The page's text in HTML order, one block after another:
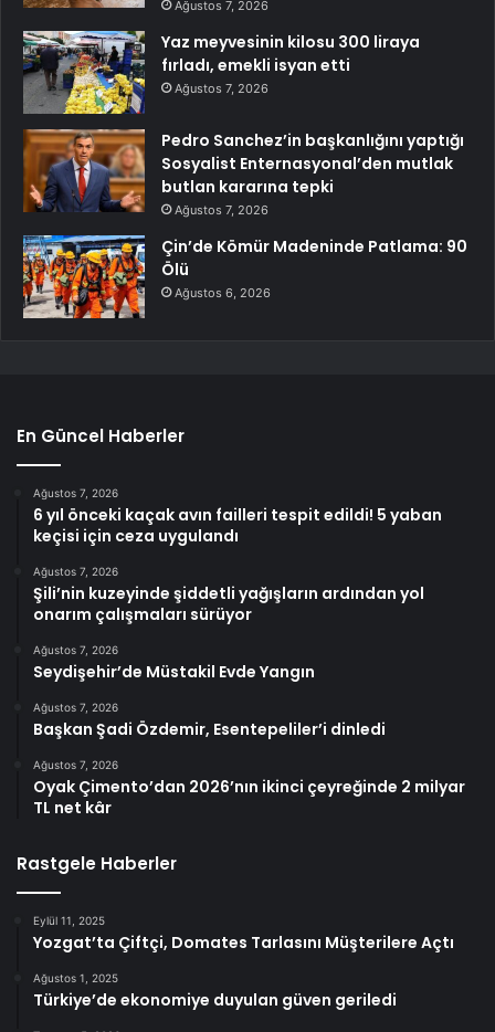
Ağustos 7, 2026
Yaz meyvesinin kilosu 300 liraya
fırladı, emekli isyan etti
Ağustos 7, 2026
Pedro Sanchez’in başkanlığını yaptığı
Sosyalist Enternasyonal’den mutlak
butlan kararına tepki
Ağustos 7, 2026
Çin’de Kömür Madeninde Patlama: 90
Ölü
Ağustos 6, 2026
En Güncel Haberler
Ağustos 7, 2026
6 yıl önceki kaçak avın failleri tespit edildi! 5 yaban
keçisi için ceza uygulandı
Ağustos 7, 2026
Şili’nin kuzeyinde şiddetli yağışların ardından yol
onarım çalışmaları sürüyor
Ağustos 7, 2026
Seydişehir’de Müstakil Evde Yangın
Ağustos 7, 2026
Başkan Şadi Özdemir, Esentepeliler’i dinledi
Ağustos 7, 2026
Oyak Çimento’dan 2026’nın ikinci çeyreğinde 2 milyar
TL net kâr
Rastgele Haberler
Eylül 11, 2025
Yozgat’ta Çiftçi, Domates Tarlasını Müşterilere Açtı
Ağustos 1, 2025
Türkiye’de ekonomiye duyulan güven geriledi